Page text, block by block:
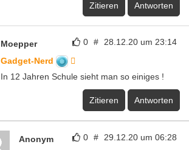
Zitieren Antworten
0 # 28.12.20 um 23:14
Moepper
Gadget-Nerd
In 12 Jahren Schule sieht man so einiges !
Zitieren Antworten
0 # 29.12.20 um 06:28
Anonym